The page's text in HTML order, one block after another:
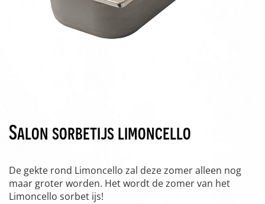
Salon sorbetijs limoncello
De gekte rond Limoncello zal deze zomer alleen nog
maar groter worden. Het wordt de zomer van het
Limoncello sorbet ijs!